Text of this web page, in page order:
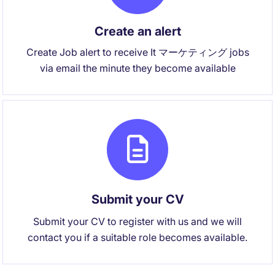
Create an alert
Create Job alert to receive It マーケティング jobs
via email the minute they become available
Submit your CV
Submit your CV to register with us and we will
contact you if a suitable role becomes available.